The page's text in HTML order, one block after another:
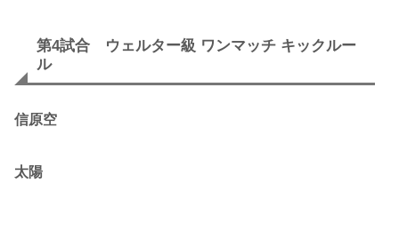
第4試合 ウェルター級 ワンマッチ キックルー
ル
信原空
太陽